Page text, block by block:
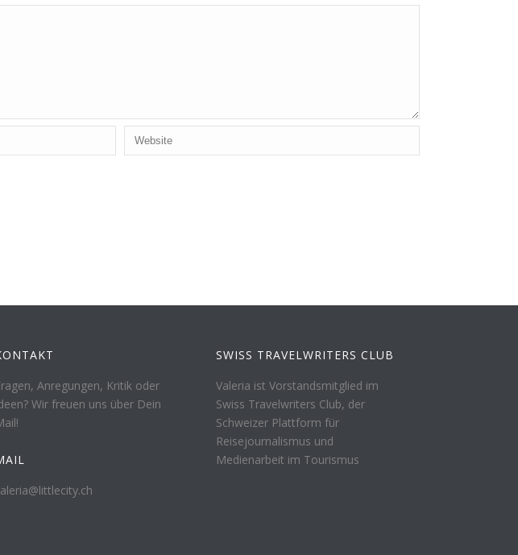
Anregungen, Kritik oder
Wir freuen uns über Dein
SWISS TRAVELWRITERS CLUB
Valeria ist Vorstandsmitglied im
Swiss Travelwriters Club, der
Schweizer Plattform für
Reisejournalismus und
Medienarbeit im Tourismus